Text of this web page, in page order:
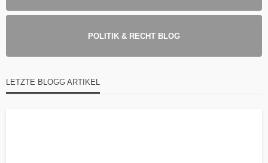
POLITIK & RECHT BLOG
LETZTE BLOGG ARTIKEL